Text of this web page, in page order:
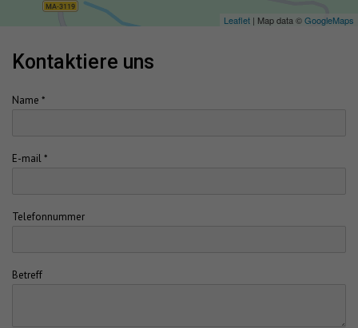
Leaflet | Map data ©GoogleMaps
kontaktiere uns
Name *
E-mail *
Telefonnummer
Betreff